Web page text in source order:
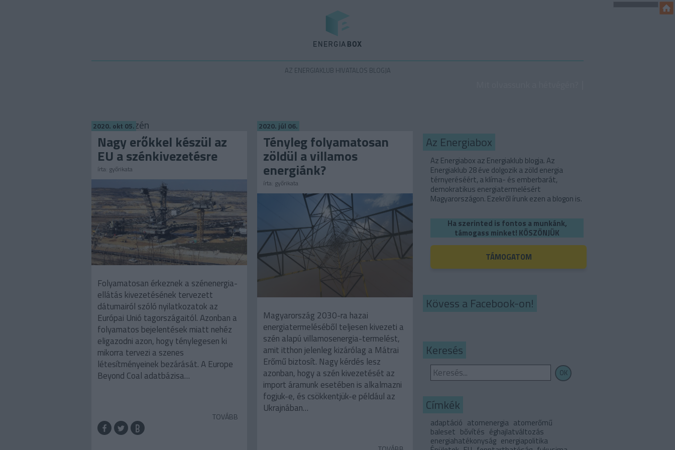
AZ ENERGIAKLUB HIVATALOS BLOGJA
Címkék»szén
2020. okt 05.
Nagy erőkkel készül az
EU a szénkivezetésre
írta: győrikata
Folyamatosan érkeznek a szénenergia-
ellátás kivezetésének tervezett
dátumairól szóló nyilatkozatok az
Európai Unió tagországaitól. Azonban a
folyamatos bejelentések miatt nehéz
eligazodni azon, hogy ténylegesen ki
mikorra tervezi a szenes
létesítményeinek bezárását. A Europe
Beyond Coal adatbázisa…
TOVÁBB
2020. júl 06.
Tényleg folyamatosan
zöldül a villamos
energiánk?
írta: győrikata
Magyarország 2030-ra hazai
energiatermeléséből teljesen kivezeti a
szén alapú villamosenergia-termelést,
amit itthon jelenleg kizárólag a Mátrai
Erőmű biztosít. Nagy kérdés lesz
azonban, hogy a szén kivezetését az
import áramunk esetében is alkalmazni
fogjuk-e, és csökkentjük-e például az
Ukrajnában…
Az Energiabox
Az Energiabox az Energiaklub blogja. Az
Energiaklub 28 éve dolgozik a zöld energia
térnyeréséért, a klíma- és emberbarát,
demokratikus energiatermelésért
Magyarországon. Ezekről írunk ezen a blogon is.
Ha szerinted is fontos a munkánk,
támogass minket! KÖSZÖNJÜK
TÁMOGATOM
Kövess a Facebook-on!
Keresés
Címkék
adaptáció atomenergia atomerőmű
baleset bővítés éghajlatváltozás
energiahatékonyság energiapolitika